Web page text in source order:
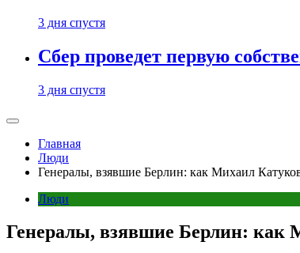
3 дня спустя
Сбер проведет первую
3 дня спустя
Главная
Люди
Генералы, взявшие Берлин: как Михаил
Люди
Генералы, взявшие Берлин: как